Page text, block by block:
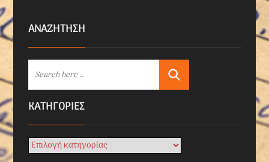
ΑΝΑΖΗΤΗΣΗ
KΑΤΗΓΟΡΊΕΣ